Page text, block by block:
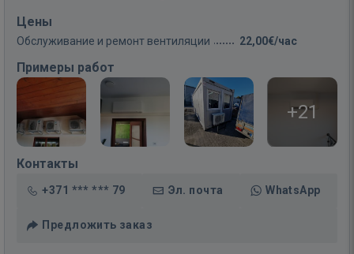
Цены
Обслуживание и ремонт вентиляции 22,00€/час
Примеры работ
+21
Контакты
+371 *** *** 79 Эл. почта WhatsApp
Предложить заказ